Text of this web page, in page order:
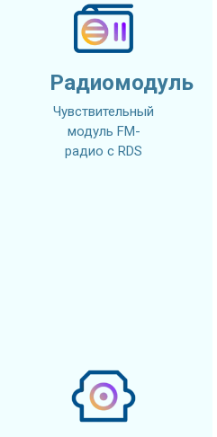
Радиомодуль
Чувствительный
модуль FM-
радио с RDS